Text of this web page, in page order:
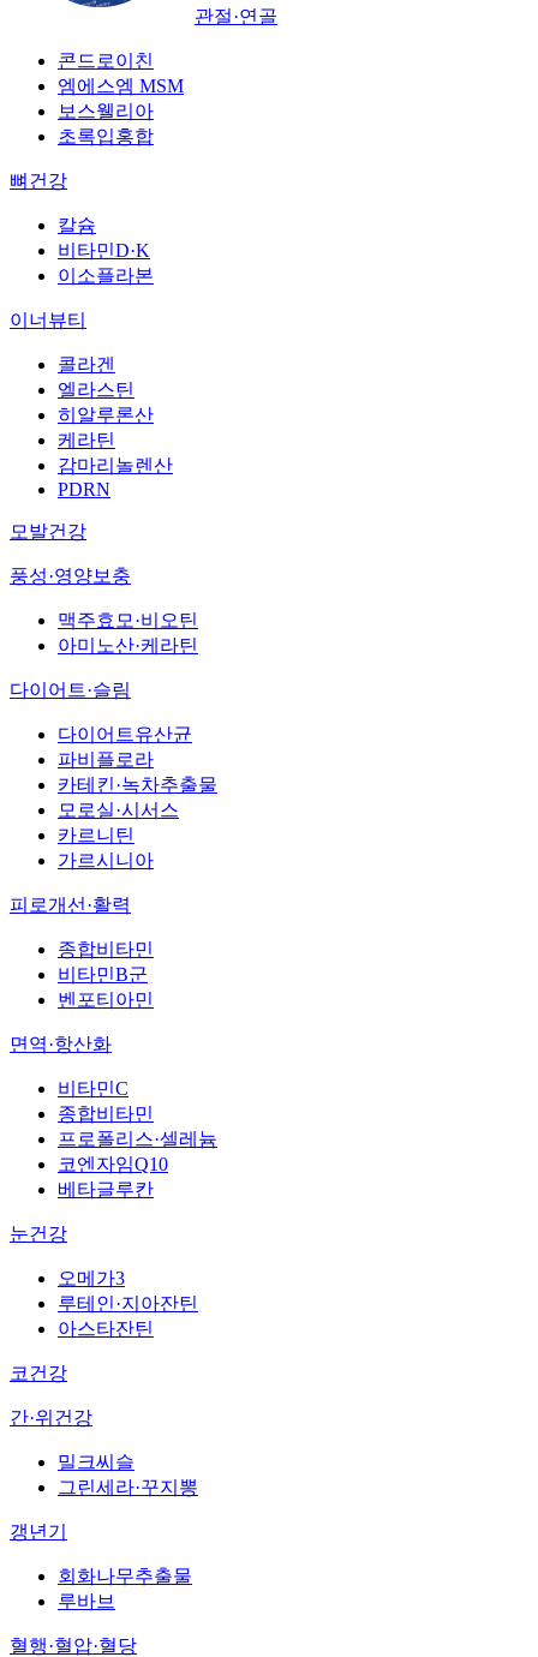
관절·연골
콘드로이친
엠에스엠 MSM
보스웰리아
초록입홍합
뼈건강
칼슘
비타민D·K
이소플라본
이너뷰티
콜라겐
엘라스틴
히알루론산
케라틴
감마리놀렌산
PDRN
모발건강
풍성·영양보충
맥주효모·비오틴
아미노산·케라틴
다이어트·슬림
다이어트유산균
파비플로라
카테킨·녹차추출물
모로실·시서스
카르니틴
가르시니아
피로개선·활력
종합비타민
비타민B군
벤포티아민
면역·항산화
비타민C
종합비타민
프로폴리스·셀레늄
코엔자임Q10
베타글루칸
눈건강
오메가3
루테인·지아잔틴
아스타잔틴
코건강
간·위건강
밀크씨슬
그린세라·꾸지뽕
갱년기
회화나무추출물
루바브
혈행·혈압·혈당